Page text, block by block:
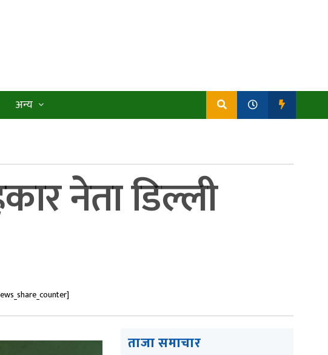
अन्य
नेता डिल्ली
ताजा समाचार